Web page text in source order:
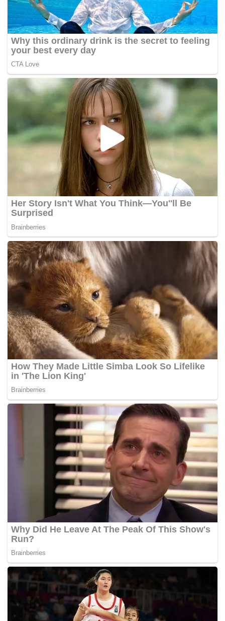
menyumbang kepada bencana alam.
“Kita menitik beratkan beberapa sungai seperti Sungai
Segget, Sungai Pandan dan Sungai Skudai di bandar raya
ini yang kotor sebab tiada sistem kumbahan berpusat
seperti yang dilakukan oleh Indah Water Konsortium (IWK),
jadi najis disalur terus ke sungai,” katanya. – BERNAMA
Tags: bencana